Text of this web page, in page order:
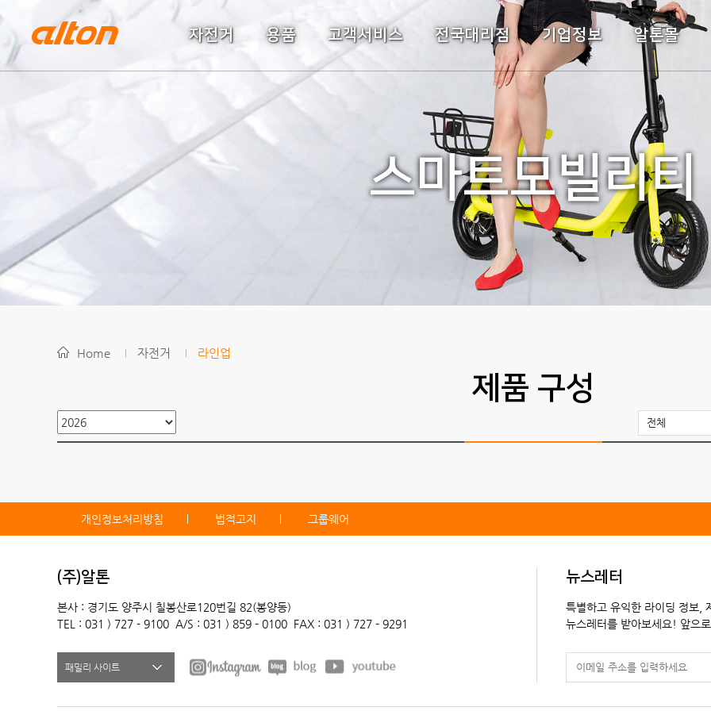
주메뉴바로가기
본문바로가기
자전거 용품 고객서비스 전국대리점 기업정보 알톤몰
스마트모빌리티
Home 자전거 라인업
제품 구성
전체
개인정보처리방침 법적고지 그룹웨어
(주)알톤
본사 : 경기도 양주시 칠봉산로120번길 82(봉양동)
TEL : 031 ) 727 - 9100 A/S : 031 ) 859 - 0100 FAX : 031 ) 727 - 9291
패밀리 사이트
뉴스레터
특별하고 유익한 라이딩 정보,
뉴스레터를 받아보세요! 앞으